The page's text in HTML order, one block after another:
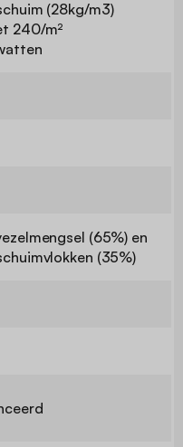
(28kg/m3)
240/m²
(65%) en
(35%)